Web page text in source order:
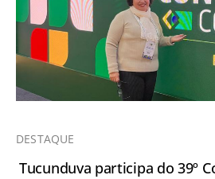
DESTAQUE
Tucunduva participa do 39º